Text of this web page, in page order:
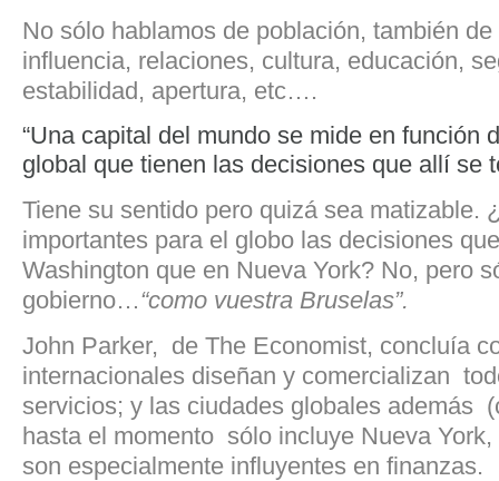
No sólo hablamos de población, también
influencia, relaciones, cultura, educación,
estabilidad, apertura, etc….
“Una capital del mundo se mide en función
global que tienen las decisiones que allí se
Tiene su sentido pero quizá sea matizable.
importantes para el globo las decisiones
Washington que en Nueva York? No, pero
gobierno…“como vuestra Bruselas”.
John Parker, de The Economist, concluía
internacionales diseñan y comercializan
servicios; y las ciudades globales además
hasta el momento sólo incluye Nueva York,
son especialmente influyentes en finanzas.